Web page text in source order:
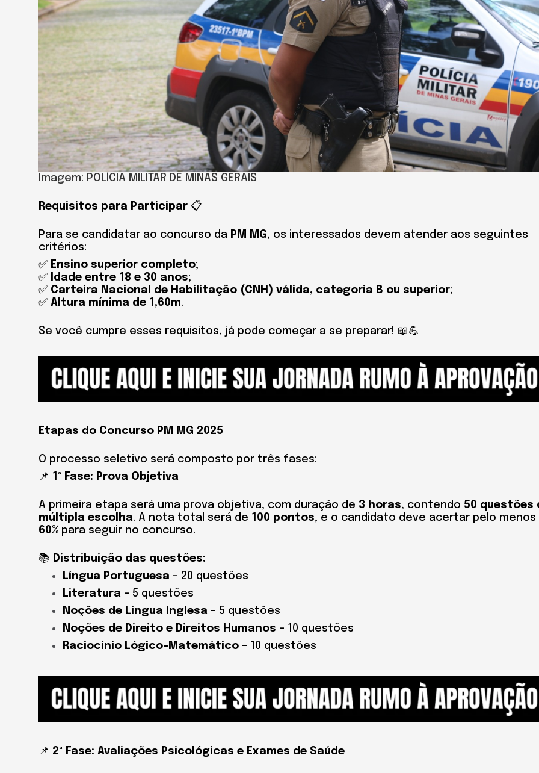
Imagem: POLÍCIA MILITAR DE MINAS GERAIS
Requisitos para Participar 📋
Para se candidatar ao concurso da PM MG, os interessados devem atender aos seguintes
critérios:
✅ Ensino superior completo;
✅
Idade entre 18 e 30 anos;
✅ Carteira Nacional de Habilitação (CNH) válida, categoria B ou superior;
✅ Altura mínima de 1,60m.
Se você cumpre esses requisitos, já pode começar a se preparar! 📖💪
Etapas do Concurso PM MG 2025
O processo seletivo será composto por três fases:
📌 1ª Fase: Prova Objetiva
A primeira etapa será uma prova objetiva, com duração de 3 horas, contendo 50 questões
múltipla escolha. A nota total será de 100 pontos, e o candidato deve acertar pelo menos
60% para seguir no concurso.
📚 Distribuição das questões:
Língua Portuguesa – 20 questões
Literatura – 5 questões
Noções de Língua Inglesa – 5 questões
Noções de Direito e Direitos Humanos – 10 questões
Raciocínio Lógico-Matemático – 10 questões
📌 2ª Fase: Avaliações Psicológicas e Exames de Saúde